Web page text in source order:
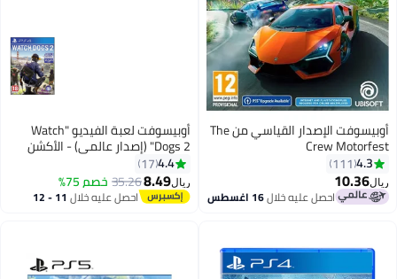
أوبيسوفت الإصدار القياسي من The
Crew Motorfest
4.3
111
ريال10.36
احصل عليه خلال16 اغسطس
أوبيسوفت لعبة الفيديو "Watch
Dogs 2" (إصدار عالمي) - الأكشن
والتصويب - playstation_4_ps4
4.4
17
ريال8.49
35.26خصم 75%
احصل عليه خلال 11 - 12